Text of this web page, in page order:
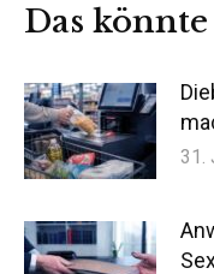
Das
31.